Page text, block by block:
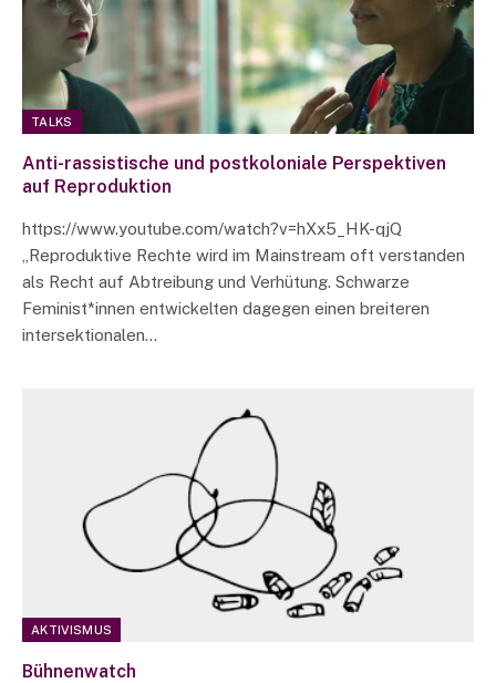
TALKS
Anti-rassistische und postkoloniale Perspektiven
auf Reproduktion
https://www.youtube.com/watch?v=hXx5_HK-qjQ
„Reproduktive Rechte wird im Mainstream oft verstanden
als Recht auf Abtreibung und Verhütung. Schwarze
Feminist*innen entwickelten dagegen einen breiteren
intersektionalen…
AKTIVISMUS
Bühnenwatch